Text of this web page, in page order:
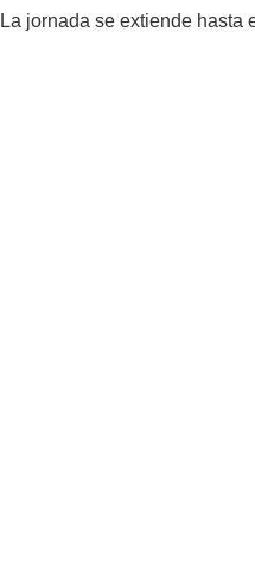
La jornada se extiende hasta